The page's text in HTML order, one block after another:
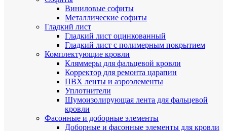
Виниловые софиты
Металлические софиты
Гладкий лист
Гладкий лист оцинкованный
Гладкий лист с полимерным покрытием
Комплектующие кровли
Кляммеры для фальцевой кровли
Корректор для ремонта царапин
ПВХ ленты и аэроэлементы
Уплотнители
Шумоизолирующая лента для фальцевой
кровли
Фасонные и доборные элементы
Доборные и фасонные элементы для кровли